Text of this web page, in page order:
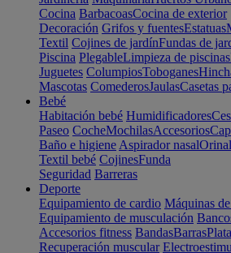
Cocina BarbacoasCocina de exterior
Decoración Grifos y fuentesEstatuas
Textil Cojines de jardínFundas de
Piscina PlegableLimpieza de piscinas
Juguetes ColumpiosToboganes
Mascotas ComederosJaulasCasetas
Bebé
Habitación bebé Humidificadores
Paseo CocheMochilasAccesorios
Baño e higiene Aspirador nasal
Textil bebé CojinesFunda
Seguridad Barreras
Deporte
Equipamiento de cardio Máquinas
Equipamiento de musculación
Accesorios fitness BandasBarras
Recuperación muscular